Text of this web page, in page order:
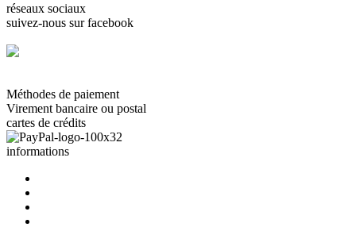
réseaux sociaux
suivez-nous sur facebook
Méthodes de paiement
Virement bancaire ou postal
cartes de crédits
informations